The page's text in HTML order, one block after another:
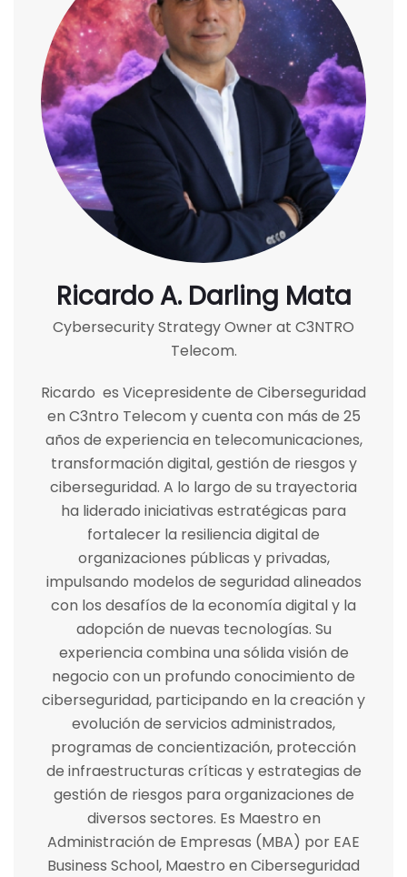
Ricardo A. Darling Mata
Cybersecurity Strategy Owner at C3NTRO
Telecom.
Ricardo es Vicepresidente de Ciberseguridad
en C3ntro Telecom y cuenta con más de 25
años de experiencia en telecomunicaciones,
transformación digital, gestión de riesgos y
ciberseguridad. A lo largo de su trayectoria
ha liderado iniciativas estratégicas para
fortalecer la resiliencia digital de
organizaciones públicas y privadas,
impulsando modelos de seguridad alineados
con los desafíos de la economía digital y la
adopción de nuevas tecnologías. Su
experiencia combina una sólida visión de
negocio con un profundo conocimiento de
ciberseguridad, participando en la creación y
evolución de servicios administrados,
programas de concientización, protección
de infraestructuras críticas y estrategias de
gestión de riesgos para organizaciones de
diversos sectores. Es Maestro en
Administración de Empresas (MBA) por EAE
Business School, Maestro en Ciberseguridad